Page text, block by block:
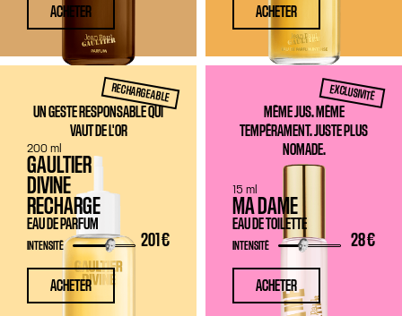
ACHETER ACHETER
RECHARGEABLE
UN GESTE RESPONSABLE QUI
VAUT DE L'OR
GAULTIER
DIVINE
RECHARGE
EAU DE PARFUM
201 €
INTENSITÉ
200 ml
ACHETER
EXCLUSIVITÉ
MÊME JUS. MÊME
TEMPÉRAMENT. JUSTE PLUS
NOMADE.
MA DAME
EAU DE TOILETTE
28 €
INTENSITÉ
15 ml
ACHETER